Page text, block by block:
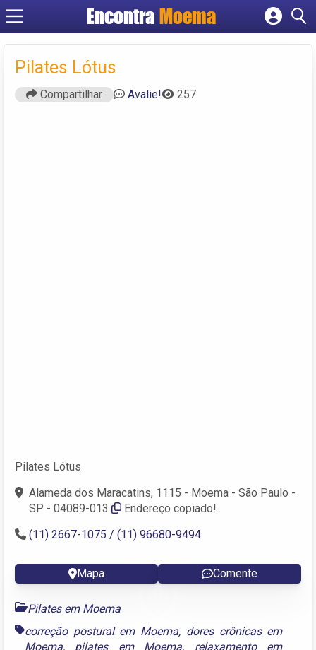
Encontra Moema
Pilates Lótus
Compartilhar Avalie! 257
Pilates Lótus
Alameda dos Maracatins, 1115 - Moema - São Paulo -
SP - 04089-013
Endereço copiado!
(11) 2667-1075 / (11) 96680-9494
Mapa Comente
Pilates em Moema
correção postural em Moema, dores crônicas em
Moema, pilates em Moema, relaxamento em